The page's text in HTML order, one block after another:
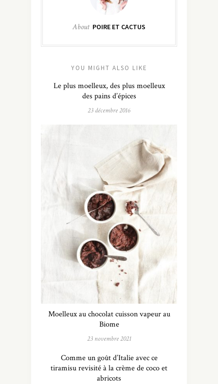
About POIRE ET CACTUS
YOU MIGHT ALSO LIKE
Le plus moelleux, des plus moelleux
des pains d’épices
23 décembre 2016
Moelleux au chocolat cuisson vapeur au
Biome
23 novembre 2021
Comme un goût d’Italie avec ce
tiramisu revisité à la crème de coco et
abricots